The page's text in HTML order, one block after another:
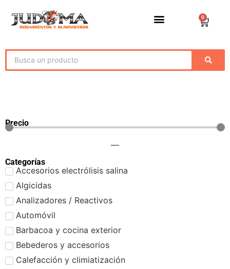
0
Precio
—
Categorías
Accesorios electrólisis salina
Algicidas
Analizadores / Reactivos
Automóvil
Barbacoa y cocina exterior
Bebederos y accesorios
Calefacción y climiatización